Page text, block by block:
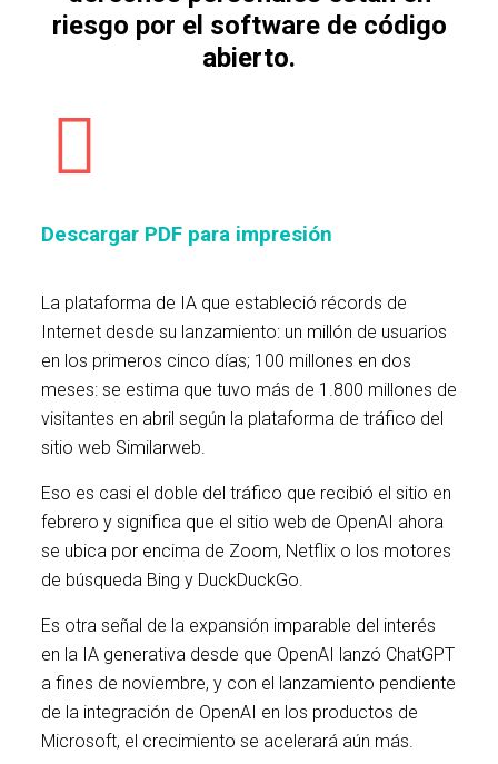
riesgo por el software de código
abierto.
Descargar PDF para impresión
La plataforma de IA que estableció récords de
Internet desde su lanzamiento: un millón de usuarios
en los primeros cinco días; 100 millones en dos
meses: se estima que tuvo más de 1.800 millones de
visitantes en abril según la plataforma de tráfico del
sitio web Similarweb.
Eso es casi el doble del tráfico que recibió el sitio en
febrero y significa que el sitio web de OpenAI ahora
se ubica por encima de Zoom, Netflix o los motores
de búsqueda Bing y DuckDuckGo.
Es otra señal de la expansión imparable del interés
en la IA generativa desde que OpenAI lanzó ChatGPT
a fines de noviembre, y con el lanzamiento pendiente
de la integración de OpenAI en los productos de
Microsoft, el crecimiento se acelerará aún más.